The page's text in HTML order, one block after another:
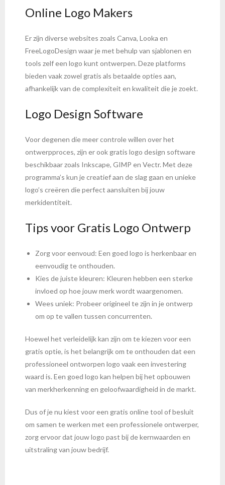
Online Logo Makers
Er zijn diverse websites zoals Canva, Looka en
FreeLogoDesign waar je met behulp van sjablonen en
tools zelf een logo kunt ontwerpen. Deze platforms
bieden vaak zowel gratis als betaalde opties aan,
afhankelijk van de complexiteit en kwaliteit die je zoekt.
Logo Design Software
Voor degenen die meer controle willen over het
ontwerpproces, zijn er ook gratis logo design software
beschikbaar zoals Inkscape, GIMP en Vectr. Met deze
programma’s kun je creatief aan de slag gaan en unieke
logo’s creëren die perfect aansluiten bij jouw
merkidentiteit.
Tips voor Gratis Logo Ontwerp
Zorg voor eenvoud: Een goed logo is herkenbaar en
eenvoudig te onthouden.
Kies de juiste kleuren: Kleuren hebben een sterke
invloed op hoe jouw merk wordt waargenomen.
Wees uniek: Probeer origineel te zijn in je ontwerp
om op te vallen tussen concurrenten.
Hoewel het verleidelijk kan zijn om te kiezen voor een
gratis optie, is het belangrijk om te onthouden dat een
professioneel ontworpen logo vaak een investering
waard is. Een goed logo kan helpen bij het opbouwen
van merkherkenning en geloofwaardigheid in de markt.
Dus of je nu kiest voor een gratis online tool of besluit
om samen te werken met een professionele ontwerper,
zorg ervoor dat jouw logo past bij de kernwaarden en
uitstraling van jouw bedrijf.